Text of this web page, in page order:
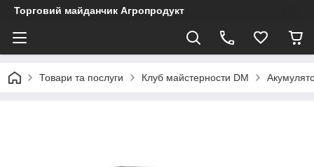
Торговий майданчик Агропродукт
Товари та послуги Клуб майстерности DM